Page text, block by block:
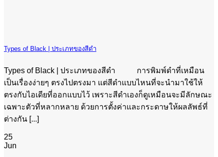
Types of Black | ประเภทของสีดำ
Types of Black | ประเภทของสีดำ การพิมพ์ดำที่เหมือน
เป็นเรื่องง่ายๆ ตรงไปตรงมา แต่สีดำแบบไหนที่จะนำมาใช้ให้
ตรงกับไอเดียที่ออกแบบไว้ เพราะสีดำเองก็ดูเหมือนจะมีลักษณะ
เฉพาะตัวที่หลากหลาย ด้วยการตั้งค่าและกระดาษให้ผลลัพธ์ที่
ต่างกัน [...]
25
Jun